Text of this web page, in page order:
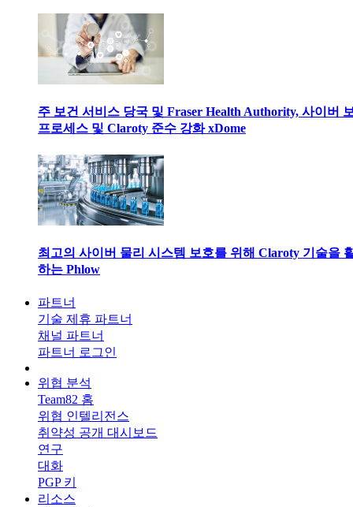
주 보건 서비스 당국 및 Fraser Health Authority, 사이버
프로세스 및 Claroty 준수 강화 xDome
최고의 사이버 물리 시스템 보호를 위해 Claroty 기술을
하는 Phlow
파트너
기술 제휴 파트너
채널 파트너
파트너 로그인
위협 분석
Team82 홈
위협 인텔리전스
취약성 공개 대시보드
연구
대화
PGP 키
리소스